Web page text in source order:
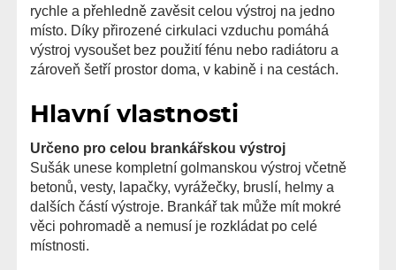
rychle a přehledně zavěsit celou výstroj na jedno
místo. Díky přirozené cirkulaci vzduchu pomáhá
výstroj vysoušet bez použití fénu nebo radiátoru a
zároveň šetří prostor doma, v kabině i na cestách.
Hlavní vlastnosti
Určeno pro celou brankářskou výstroj
Sušák unese kompletní golmanskou výstroj včetně
betonů, vesty, lapačky, vyrážečky, bruslí, helmy a
dalších částí výstroje. Brankář tak může mít mokré
věci pohromadě a nemusí je rozkládat po celé
místnosti.